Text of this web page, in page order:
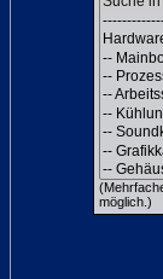
möglich.)